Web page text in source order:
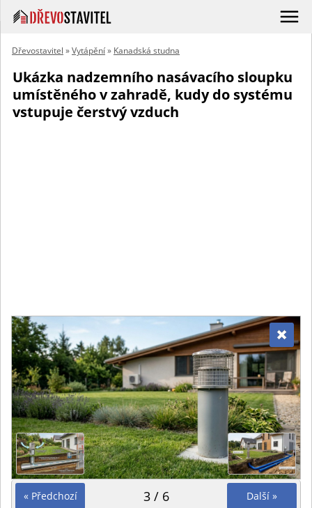
Dřevostavitel »Vytápění» Kanadská studna
Ukázka nadzemního nasávacího sloupku
umístěného v zahradě, kudy do systému
vstupuje čerstvý vzduch
« Předchozí Další »
3 / 6